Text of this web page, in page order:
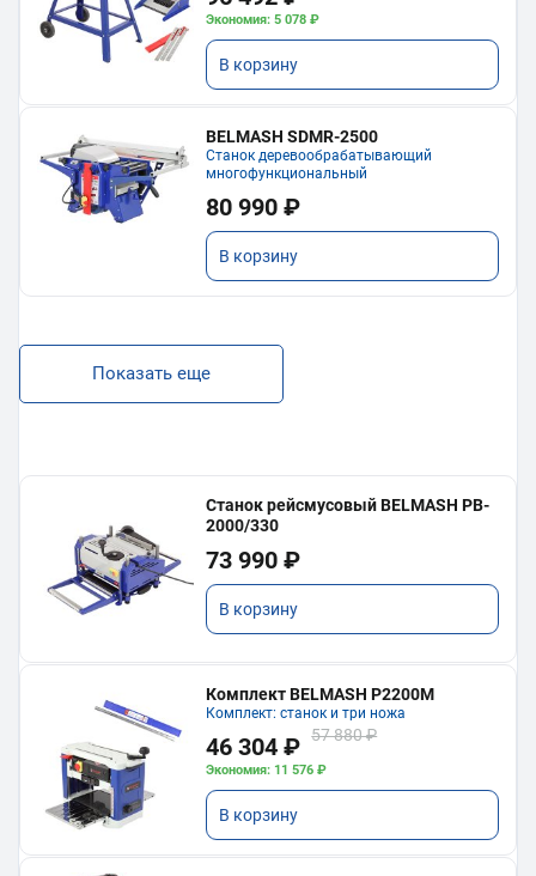
Экономия: 5 078 ₽
В корзину
BELMASH SDMR-2500
Станок деревообрабатывающий
многофункциональный
80 990 ₽
В корзину
Показать еще
Станок рейсмусовый BELMASH PB-
2000/330
73 990 ₽
В корзину
Комплект BELMASH P2200M
Комплект: станок и три ножа
46 304 ₽ 57 880 ₽
Экономия: 11 576 ₽
В корзину